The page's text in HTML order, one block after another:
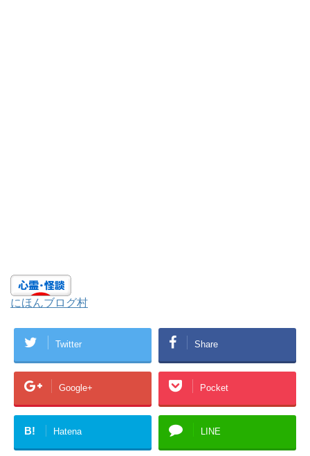
にほんブログ村
Twitter Share
Google+ Pocket
B! Hatena LINE